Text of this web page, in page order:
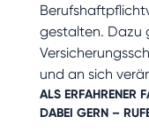
gestalten. Dazu
und an sich
ALS ERFAHRENER
DABEI GERN –